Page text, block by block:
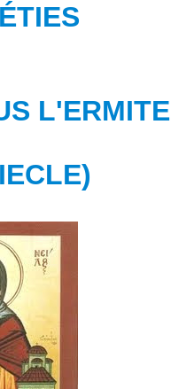
L'ERMITE